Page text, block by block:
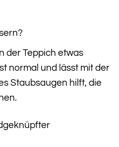
der Teppich etwas
normal und lässt mit der
Staubsaugen hilft, die